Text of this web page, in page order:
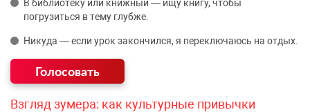
В библиотеку или книжный — ищу книгу, чтобы
погрузиться в тему глубже.
Никуда — если урок закончился, я переключаюсь на отдых.
Взгляд зумера: как культурные привычки